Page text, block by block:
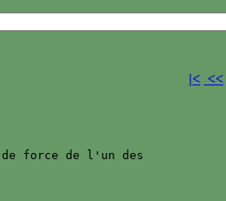
|< <<
de force de l'un des